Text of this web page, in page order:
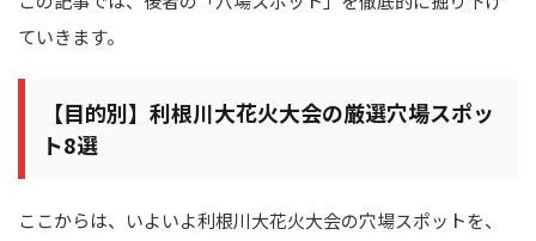
ていきます。
【目的別】利根川大花火大会の厳選穴場スポッ
ト8選
ここからは、いよいよ利根川大花火大会の穴場スポットを、